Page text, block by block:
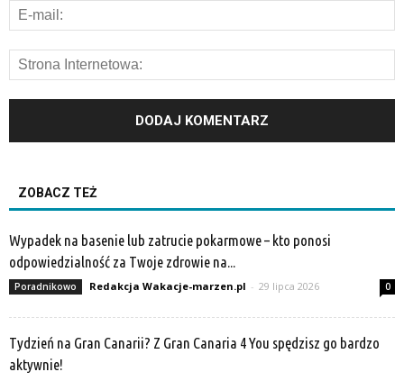
ZOBACZ TEŻ
Wypadek na basenie lub zatrucie pokarmowe – kto ponosi
odpowiedzialność za Twoje zdrowie na...
Poradnikowo Redakcja Wakacje-marzen.pl - 29 lipca 2026 0
Tydzień na Gran Canarii? Z Gran Canaria 4 You spędzisz go bardzo
aktywnie!